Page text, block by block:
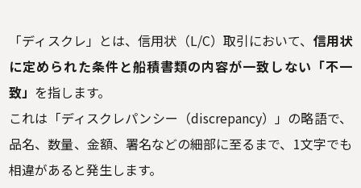
「ディスクレ」とは、信用状（L/C）取引において、 信用状
に定められた条件と船積書類の内容が一致しない「不一
致」 を指します。
これは「ディスクレパンシー（discrepancy）」の略語で、
品名、数量、金額、署名などの細部に至るまで、1文字でも
相違があると発生します。